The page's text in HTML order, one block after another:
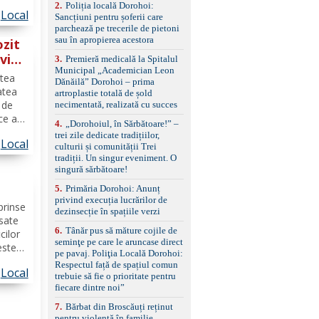
Local
a
Local
în
Local
reglaj lombar electric
pentru șofer și pasager
Volan multifuncțional
îmbrăcat în piele, cu
treptelor Adaptive cruise
control, asistent
schimbare bandă și
menținere bandă Faruri
bi-xenon adaptive cu
funcție Cornering,
asistent fază lungă
automată , lumini de zi
LED, proiectoare ceață
LED, spălătoare faruri
față/spate, cameră
marșarier Keyless entry
& start, geamuri electrice
electrice, încălzite și
rabatabile Sistem hands-
free, Bluetooth, USB
Sistem start/stop, frână
de parcare electrică,
anvelope vară runflat
Control presiune pneuri,
filtru de particule,
2. Poliția locală Dorohoi:
Sancțiuni pentru șoferii care
parchează pe trecerile de pietoni
sau în apropierea acestora
3. Premieră medicală la Spitalul
Municipal „Academician Leon
Dănăilă” Dorohoi – prima
artroplastie totală de șold
necimentată, realizată cu succes
4.
„Dorohoiul, în Sărbătoare!” –
trei zile dedicate tradițiilor,
culturii și comunității Trei
tradiții. Un singur eveniment. O
singură sărbătoare!
5. Primăria Dorohoi: Anunț
privind execuția lucrărilor de
dezinsecție în spațiile verzi
6. Tânăr pus să măture cojile de
seminţe pe care le aruncase direct
pe pavaj. Poliţia Locală Dorohoi:
Respectul față de spațiul comun
trebuie să fie o prioritate pentru
fiecare dintre noi”
7. Bărbat din Broscăuți reținut